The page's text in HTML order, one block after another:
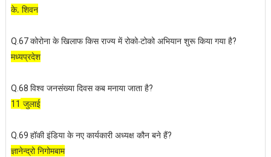
के. शिवन
Q.67कोरोना के खिलाफ किस राज्य में रोको-टोको अभियान शुरू किया गया है?
मध्यप्रदेश
Q.68 विश्व जनसंख्या दिवस कब मनाया जाता है?
11 जुलाई
Q.69 हॉकी इंडिया के नए कार्यकारी अध्यक्ष कौन बने हैं?
ज्ञानेन्द्रो निगोमबाम